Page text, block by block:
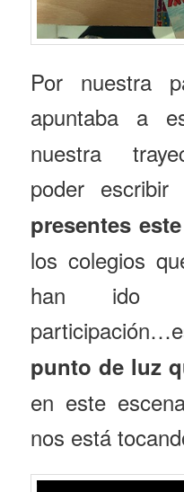
Por nuestra
apuntaba a
nuestra
poder escribir
presentes
los colegios
han ido
punto de luz
en este
nos está